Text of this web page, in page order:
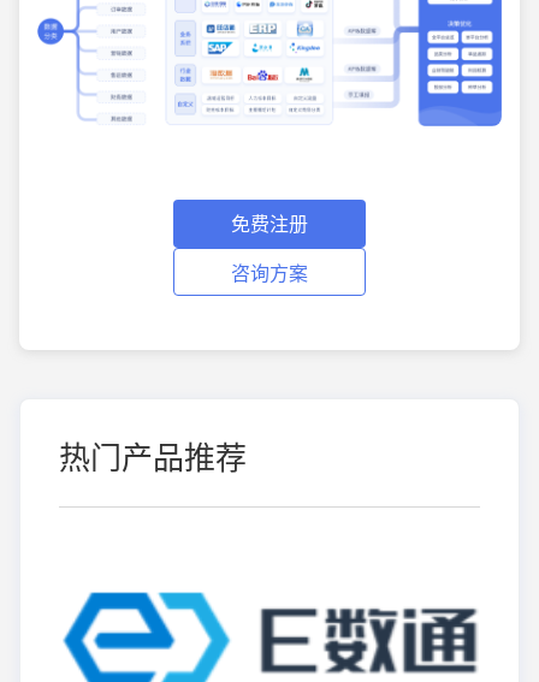
免费注册
咨询方案
热门产品推荐